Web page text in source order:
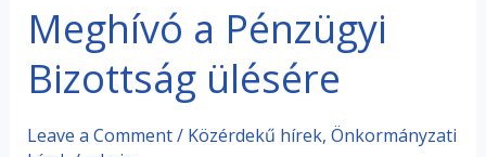
Meghívó a Pénzügyi
Bizottság ülésére
Leave a Comment/ Közérdekű hírek, Önkormányzati
Meghívó
a
Pénzügyi
Bizottság
ülésére